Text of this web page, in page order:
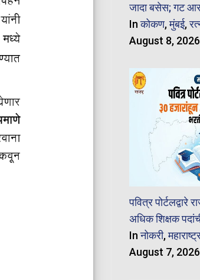
जादा बसेस; गट
Inकोकण,मुंबई,
August 8,
पवित्र पोर्टलद्वारे
अधिक शिक्षक
Inनोकरी,
August 7,